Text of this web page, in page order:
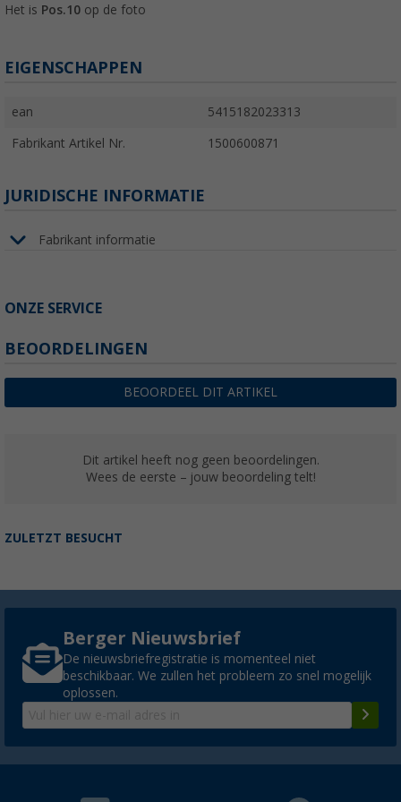
Het is Pos.10 op de foto
EIGENSCHAPPEN
ean 5415182023313
Fabrikant Artikel Nr. 1500600871
JURIDISCHE INFORMATIE
Fabrikant informatie
ONZE SERVICE
BEOORDELINGEN
BEOORDEEL DIT ARTIKEL
Dit artikel heeft nog geen beoordelingen.
Wees de eerste – jouw beoordeling telt!
ZULETZT BESUCHT
Berger Nieuwsbrief
De nieuwsbriefregistratie is momenteel niet
beschikbaar. We zullen het probleem zo snel mogelijk
oplossen.